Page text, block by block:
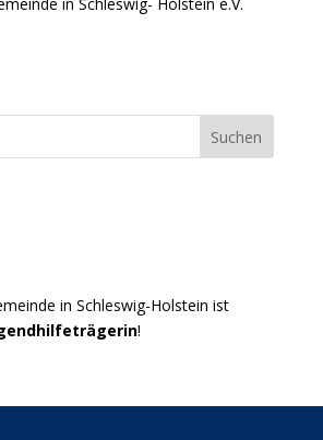
Suchen
in Schleswig-Holstein ist
!